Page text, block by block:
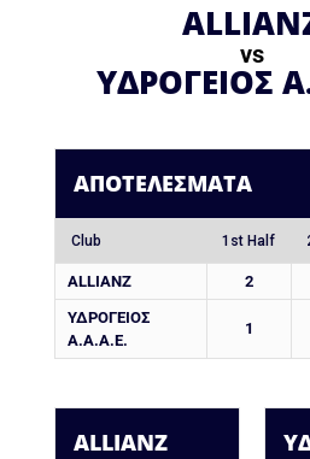
vs
ΥΔΡΟΓΕΙΟΣ
ΑΠΟΤΕΛΈΣΜΑΤΑ
Club 1st Half
ALLIANZ 2
ΥΔΡΟΓΕΙΟΣ
Α.Α.Α.Ε.
1
ALLIANZ